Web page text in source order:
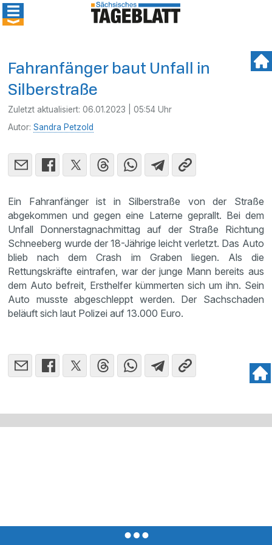
Fahranfänger baut Unfall in
Silberstraße
Zuletzt aktualisiert:06.01.2023 | 05:54 Uhr
Autor:Sandra Petzold
Ein Fahranfänger ist in Silberstraße von der Straße
abgekommen und gegen eine Laterne geprallt. Bei dem
Unfall Donnerstagnachmittag auf der Straße Richtung
Schneeberg wurde der 18-Jährige leicht verletzt. Das Auto
blieb nach dem Crash im Graben liegen. Als die
Rettungskräfte eintrafen, war der junge Mann bereits aus
dem Auto befreit, Ersthelfer kümmerten sich um ihn. Sein
Auto musste abgeschleppt werden. Der Sachschaden
beläuft sich laut Polizei auf 13.000 Euro.